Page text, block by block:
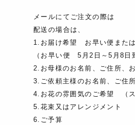
メールにてご注文の際は
配送の場合は、
1.お届け希望 お早い便また
（お早い便 5月2日～5月8
2.お母様のお名前、ご住所、
3.ご依頼主様のお名前、ご住
4.お花の雰囲気のご希望 （
5.花束又はアレンジメント
6.ご予算